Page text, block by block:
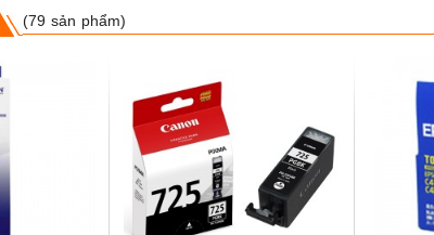
(79 sản phẩm)